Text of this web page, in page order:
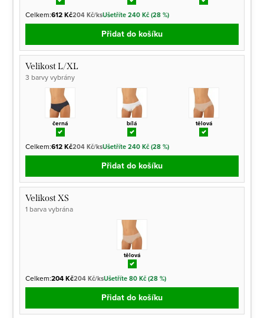
Celkem:612 Kč204 Kč/ksUšetříte 240 Kč (28 %)
Přidat do košíku
Velikost L/XL
3 barvy vybrány
černá bílá tělová
Celkem:612 Kč204 Kč/ksUšetříte 240 Kč (28 %)
Přidat do košíku
Velikost XS
1 barva vybrána
tělová
Celkem:204 Kč204 Kč/ksUšetříte 80 Kč (28 %)
Přidat do košíku